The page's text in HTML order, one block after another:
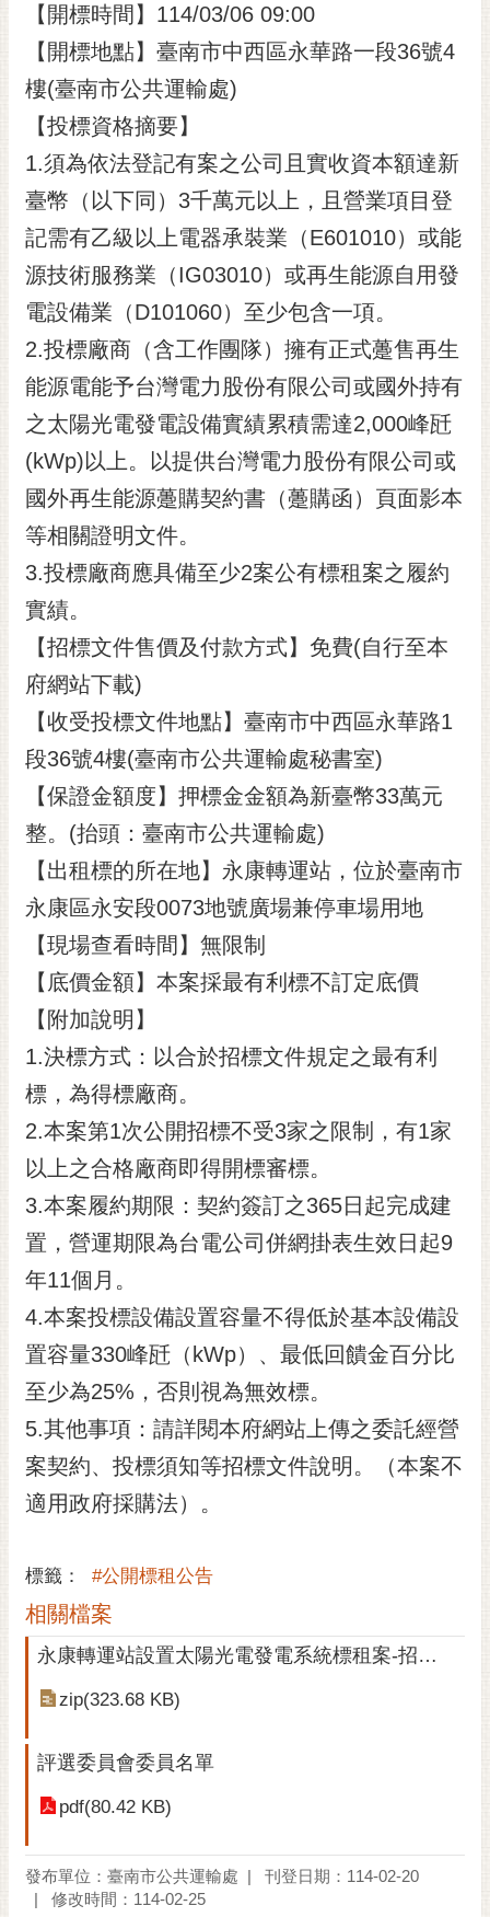
子
市
民
信
箱
English
日
本
語
隱
私
權
及
安
全
政
策
站
資
開
放
告
交
【開標時間】114/03/06 09:00
【開標地點】臺南市中西區永華路一段36號4
樓(臺南市公共運輸處)
【投標資格摘要】
1.須為依法登記有案之公司且實收資本額達新
臺幣（以下同）3千萬元以上，且營業項目登
記需有乙級以上電器承裝業（E601010）或能
源技術服務業（IG03010）或再生能源自用發
電設備業（D101060）至少包含一項。
2.投標廠商（含工作團隊）擁有正式躉售再生
能源電能予台灣電力股份有限公司或國外持有
之太陽光電發電設備實績累積需達2,000峰瓩
(kWp)以上。以提供台灣電力股份有限公司或
國外再生能源躉購契約書（躉購函）頁面影本
等相關證明文件。
3.投標廠商應具備至少2案公有標租案之履約
實績。
【招標文件售價及付款方式】免費(自行至本
府網站下載)
【收受投標文件地點】臺南市中西區永華路1
段36號4樓(臺南市公共運輸處秘書室)
【保證金額度】押標金金額為新臺幣33萬元
整。(抬頭：臺南市公共運輸處)
【出租標的所在地】永康轉運站，位於臺南市
永康區永安段0073地號廣場兼停車場用地
【現場查看時間】無限制
【底價金額】本案採最有利標不訂定底價
【附加說明】
1.決標方式：以合於招標文件規定之最有利
標，為得標廠商。
2.本案第1次公開招標不受3家之限制，有1家
以上之合格廠商即得開標審標。
3.本案履約期限：契約簽訂之365日起完成建
置，營運期限為台電公司併網掛表生效日起9
年11個月。
4.本案投標設備設置容量不得低於基本設備設
置容量330峰瓩（kWp）、最低回饋金百分比
至少為25%，否則視為無效標。
5.其他事項：請詳閱本府網站上傳之委託經營
案契約、投標須知等招標文件說明。（本案不
適用政府採購法）。
標籤： #公開標租公告
相關檔案
永康轉運站設置太陽光電發電系統標租案-招標文件
zip(323.68 KB)
評選委員會委員名單
pdf(80.42 KB)
發布單位：臺南市公共運輸處
刊登日期：114-02-20
修改時間：114-02-25